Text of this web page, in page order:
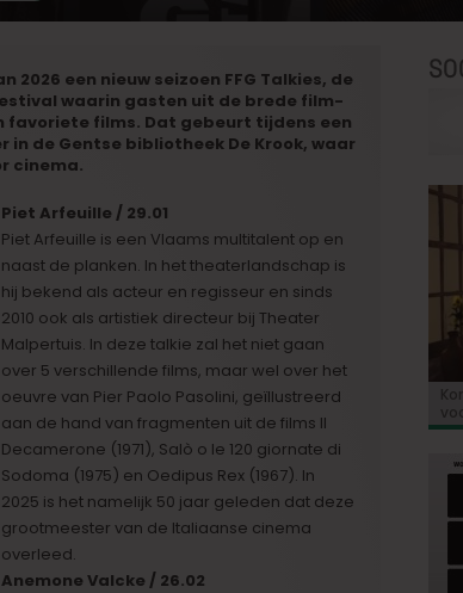
een nieuw seizoen FFG Talkies, de
waarin gasten uit de brede film-
favoriete films. Dat gebeurt tijdens een
de Gentse bibliotheek De Krook, waar
cinema.
Piet Arfeuille / 29.01
Piet Arfeuille is een Vlaams multitalent op en
naast de planken. In het theaterlandschap is
hij bekend als acteur en regisseur en sinds
2010 ook als artistiek directeur bij Theater
Malpertuis. In deze talkie zal het niet gaan
over 5 verschillende films, maar wel over het
oeuvre van Pier Paolo Pasolini, geïllustreerd
aan de hand van fragmenten uit de films Il
Decamerone (1971), Salò o le 120 giornate di
Sodoma (1975) en Oedipus Rex (1967). In
2025 is het namelijk 50 jaar geleden dat deze
grootmeester van de Italiaanse cinema
overleed.
Anemone Valcke / 26.02
de